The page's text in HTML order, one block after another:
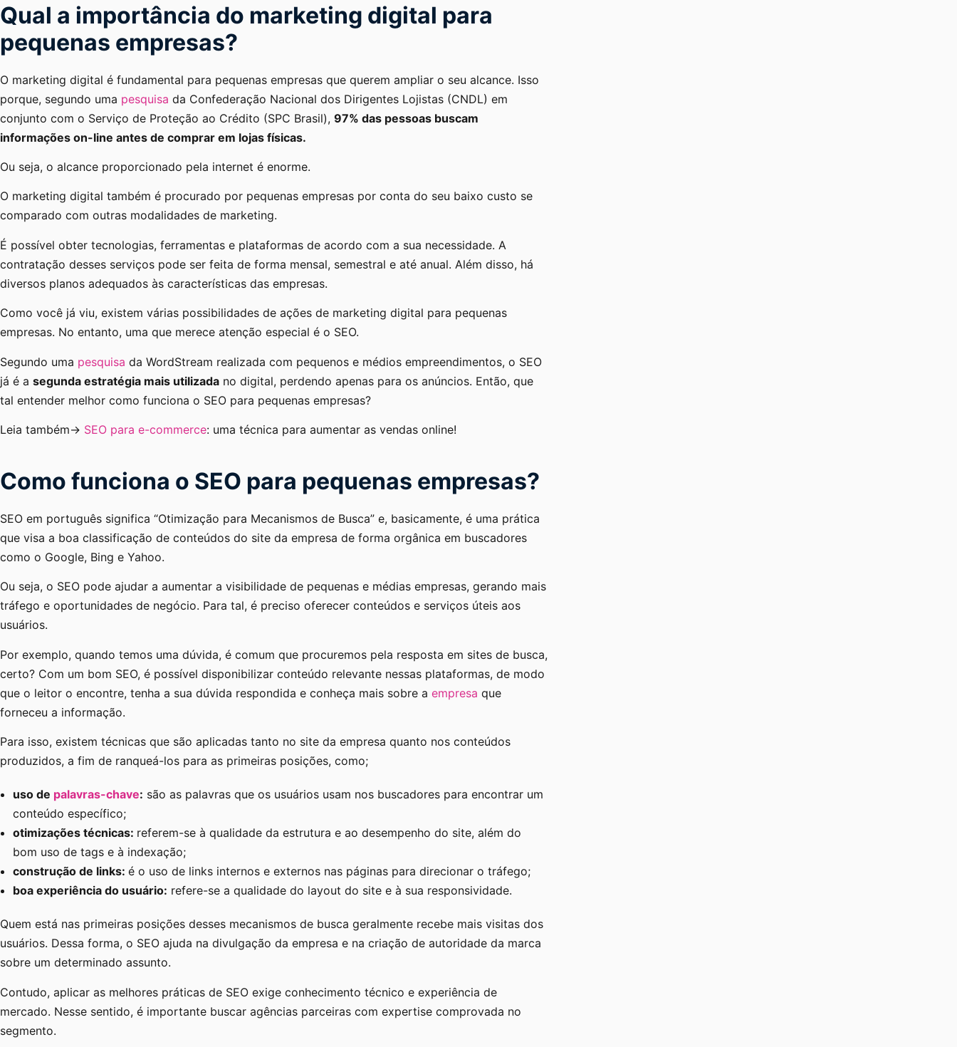
Qual a importância do marketing digital para
pequenas empresas?
O marketing digital é fundamental para pequenas empresas que querem ampliar o seu alcance. Isso
porque, segundo uma pesquisa da Confederação Nacional dos Dirigentes Lojistas (CNDL) em
conjunto com o Serviço de Proteção ao Crédito (SPC Brasil), 97% das pessoas buscam
informações on-line antes de comprar em lojas físicas.
Ou seja, o alcance proporcionado pela internet é enorme.
O marketing digital também é procurado por pequenas empresas por conta do seu baixo custo se
comparado com outras modalidades de marketing.
É possível obter tecnologias, ferramentas e plataformas de acordo com a sua necessidade. A
contratação desses serviços pode ser feita de forma mensal, semestral e até anual. Além disso, há
diversos planos adequados às características das empresas.
Como você já viu, existem várias possibilidades de ações de marketing digital para pequenas
empresas. No entanto, uma que merece atenção especial é o SEO.
Segundo uma pesquisa da WordStream realizada com pequenos e médios empreendimentos, o SEO
já é a segunda estratégia mais utilizada no digital, perdendo apenas para os anúncios. Então, que
tal entender melhor como funciona o SEO para pequenas empresas?
Leia também-> SEO para e-commerce: uma técnica para aumentar as vendas online!
Como funciona o SEO para pequenas empresas?
SEO em português significa “Otimização para Mecanismos de Busca” e, basicamente, é uma prática
que visa a boa classificação de conteúdos do site da empresa de forma orgânica em buscadores
como o Google, Bing e Yahoo.
Ou seja, o SEO pode ajudar a aumentar a visibilidade de pequenas e médias empresas, gerando mais
tráfego e oportunidades de negócio. Para tal, é preciso oferecer conteúdos e serviços úteis aos
usuários.
Por exemplo, quando temos uma dúvida, é comum que procuremos pela resposta em sites de busca,
certo? Com um bom SEO, é possível disponibilizar conteúdo relevante nessas plataformas, de modo
que o leitor o encontre, tenha a sua dúvida respondida e conheça mais sobre a empresa que
forneceu a informação.
Para isso, existem técnicas que são aplicadas tanto no site da empresa quanto nos conteúdos
produzidos, a fim de ranqueá-los para as primeiras posições, como;
uso de palavras-chave: são as palavras que os usuários usam nos buscadores para encontrar um
conteúdo específico;
otimizações técnicas: referem-se à qualidade da estrutura e ao desempenho do site, além do
bom uso de tags e à indexação;
construção de links: é o uso de links internos e externos nas páginas para direcionar o tráfego;
boa experiência do usuário: refere-se a qualidade do layout do site e à sua responsividade.
Quem está nas primeiras posições desses mecanismos de busca geralmente recebe mais visitas dos
usuários. Dessa forma, o SEO ajuda na divulgação da empresa e na criação de autoridade da marca
sobre um determinado assunto.
Contudo, aplicar as melhores práticas de SEO exige conhecimento técnico e experiência de
mercado. Nesse sentido, é importante buscar agências parceiras com expertise comprovada no
segmento.